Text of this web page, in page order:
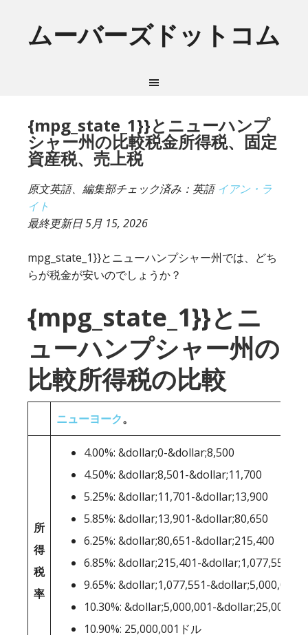
ムーバーズドットコム
{mpg_state_1}}とニューハンプ
シャー州の比較税金所得税、固定
資産税、売上税
原文英語、編集部チェック済み：英語イアン・ラ
イト
最終更新日5月 15, 2026
mpg_state_1}}とニューハンプシャー州では、どち
らが税金が安いのでしょうか？
{mpg_state_1}}とニ
ューハンプシャー州の
比較所得税の比較
ニューヨーク。
所
得
税
率
4.00%: &dollar;0-&dollar;8,500
4.50%: &dollar;8,501-&dollar;11,700
5.25%: &dollar;11,701-&dollar;13,900
5.85%: &dollar;13,901-&dollar;80,650
6.25%: &dollar;80,651-&dollar;215,400
6.85%: &dollar;215,401-&dollar;1,077,550
9.65%: &dollar;1,077,551-&dollar;5,000,000
10.30%: &dollar;5,000,001-
10.90%: 25,000,001ドル